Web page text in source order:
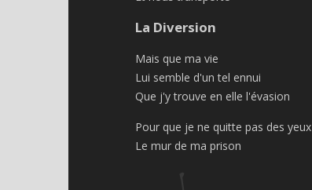
La Diversion
Mais que ma vie
Lui semble d'un tel ennui
Que j'y trouve en elle l'évasion
Pour que je ne quitte pas des yeux
Le mur de ma prison